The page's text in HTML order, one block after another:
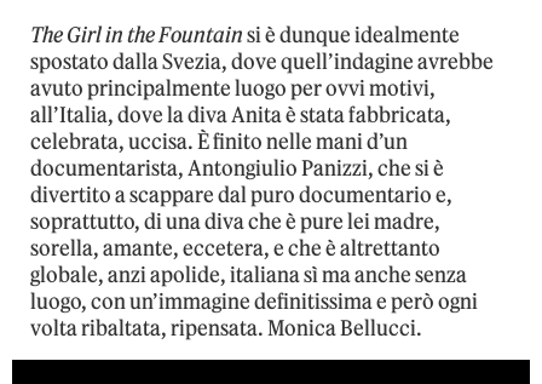
The Girl in the Fountainsi è dunque idealmente
spostato dalla Svezia, dove quell’indagine avrebbe
avuto principalmente luogo per ovvi motivi,
all’Italia, dove la diva Anita è stata fabbricata,
celebrata, uccisa. È finito nelle mani d’un
documentarista, Antongiulio Panizzi, che si è
divertito a scappare dal puro documentario e,
soprattutto, di una diva che è pure lei madre,
sorella, amante, eccetera, e che è altrettanto
globale, anzi apolide, italiana sì ma anche senza
luogo, con un’immagine definitissima e però ogni
volta ribaltata, ripensata. Monica Bellucci.